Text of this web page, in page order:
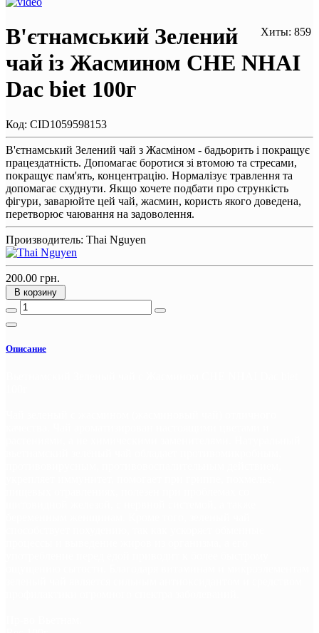
Хиты: 859
В'єтнамський Зелений
чай із Жасмином CHE NHAI
Dac biet 100г
Код: CID1059598153
В'єтнамський Зелений чай з Жасміном - бадьорить і покращує
працездатність. Допомагає боротися зі втомою та стресами,
покращує пам'ять, концентрацію. Нормалізує травлення та
допомагає схуднути. Якщо хочете подбати про стрункість
фігури, заварюйте цей чай, жасмин, користь якого доведена,
перетворює чаювання на задоволення.
Производитель: Thai Nguyen
200.00 грн.
В корзину
Описание